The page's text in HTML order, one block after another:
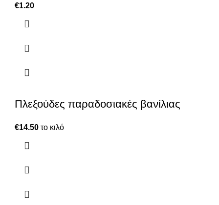
€1.20
Πλεξούδες παραδοσιακές βανίλιας
€14.50 το κιλό